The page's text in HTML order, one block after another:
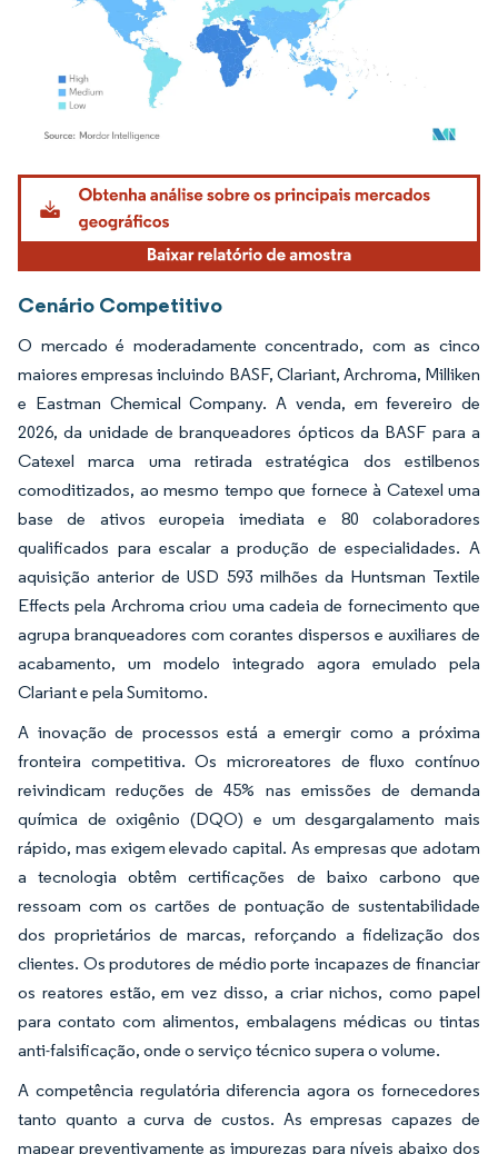
Imagem © Mordor Intelligence. O reuso requer atribuição conforme CC BY 4.0.
Cenário Competitivo
O mercado é moderadamente concentrado, com as cinco
maiores empresas incluindo BASF, Clariant, Archroma, Milliken
e Eastman Chemical Company. A venda, em fevereiro de
2026, da unidade de branqueadores ópticos da BASF para a
Catexel marca uma retirada estratégica dos estilbenos
comoditizados, ao mesmo tempo que fornece à Catexel uma
base de ativos europeia imediata e 80 colaboradores
qualificados para escalar a produção de especialidades. A
aquisição anterior de USD 593 milhões da Huntsman Textile
Effects pela Archroma criou uma cadeia de fornecimento que
agrupa branqueadores com corantes dispersos e auxiliares de
acabamento, um modelo integrado agora emulado pela
Clariant e pela Sumitomo.
A inovação de processos está a emergir como a próxima
fronteira competitiva. Os microreatores de fluxo contínuo
reivindicam reduções de 45% nas emissões de demanda
química de oxigênio (DQO) e um desgargalamento mais
rápido, mas exigem elevado capital. As empresas que adotam
a tecnologia obtêm certificações de baixo carbono que
ressoam com os cartões de pontuação de sustentabilidade
dos proprietários de marcas, reforçando a fidelização dos
clientes. Os produtores de médio porte incapazes de financiar
os reatores estão, em vez disso, a criar nichos, como papel
para contato com alimentos, embalagens médicas ou tintas
anti-falsificação, onde o serviço técnico supera o volume.
A competência regulatória diferencia agora os fornecedores
tanto quanto a curva de custos. As empresas capazes de
mapear preventivamente as impurezas para níveis abaixo dos